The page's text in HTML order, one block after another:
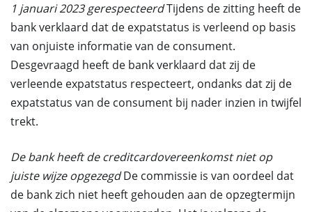
1 januari 2023 gerespecteerdTijdens de zitting heeft de
bank verklaard dat de expatstatus is verleend op basis
van onjuiste informatie van de consument.
Desgevraagd heeft de bank verklaard dat zij de
verleende expatstatus respecteert, ondanks dat zij de
expatstatus van de consument bij nader inzien in twijfel
trekt.
De bank heeft de creditcardovereenkomst niet op
juiste wijze opgezegdDe commissie is van oordeel dat
de bank zich niet heeft gehouden aan de opzegtermijn